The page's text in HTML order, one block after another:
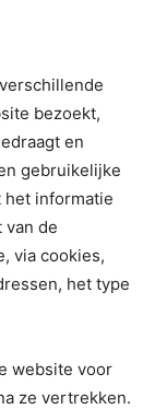
bezoekt,
en
gebruikelijke
het informatie
de
via cookies,
het type
website voor
ze vertrekken.